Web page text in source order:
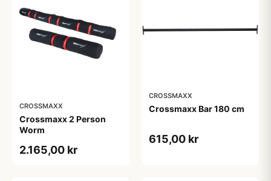
CROSSMAXX
Crossmaxx 2 Person
Worm
2.165,00 kr
CROSSMAXX
Crossmaxx Bar 180 cm
615,00 kr